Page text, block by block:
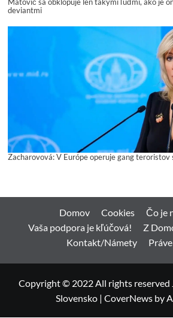
deviantmi
Zacharovová: V Európe operuje gang teroristov
Domov Cookies
Čo je
Vaša podpora je kľúčová!
Z
Kontakt/Námety
Copyright © 2022 All rights reserved
Slovensko | CoverNews by